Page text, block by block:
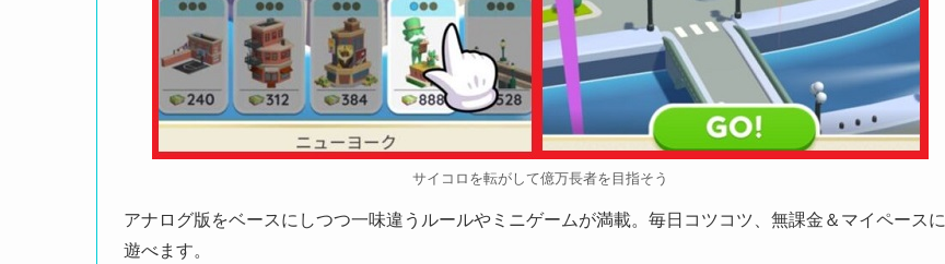
サイコロを転がして億万長者を目指そう
アナログ版をベースにしつつ一味違うルールやミニゲームが満載。毎日コツコツ、無課金＆マイペースに
遊べます。